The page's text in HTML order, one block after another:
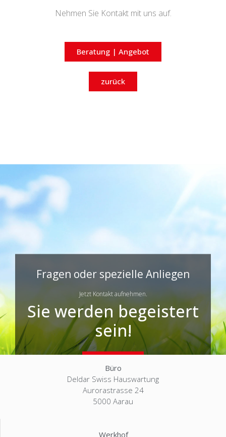
Nehmen Sie Kontakt mit uns auf.
Beratung | Angebot
zurück
Fragen oder spezielle Anliegen
Jetzt Kontakt aufnehmen.
Sie werden begeistert
sein!
Kontakt
Büro
Deldar Swiss Hauswartung
Aurorastrasse 24
5000 Aarau
Werkhof